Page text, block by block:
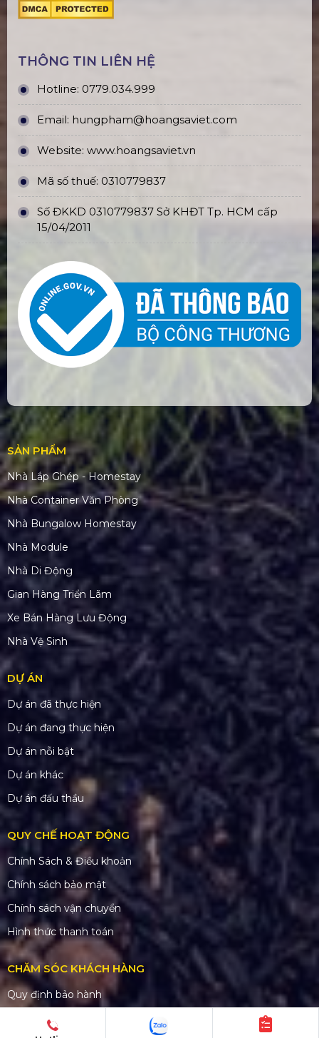
THÔNG TIN LIÊN HỆ
Hotline: 0779.034.999
Email: hungpham@hoangsaviet.com
Website: www.hoangsaviet.vn
Mã số thuế: 0310779837
Số ĐKKD 0310779837 Sở KHĐT Tp. HCM cấp
15/04/2011
SẢN PHẨM
Nhà Lắp Ghép - Homestay
Nhà Container Văn Phòng
Nhà Bungalow Homestay
Nhà Module
Nhà Di Động
Gian Hàng Triển Lãm
Xe Bán Hàng Lưu Động
Nhà Vệ Sinh
DỰ ÁN
Dự án đã thực hiện
Dự án đang thực hiện
Dự án nỗi bật
Dự án khác
Dự án đấu thầu
QUY CHẾ HOẠT ĐỘNG
Chính Sách & Điều khoản
Chính sách bảo mật
Chính sách vận chuyển
Hình thức thanh toán
CHĂM SÓC KHÁCH HÀNG
Quy định bảo hành
Chính sách bán hàng